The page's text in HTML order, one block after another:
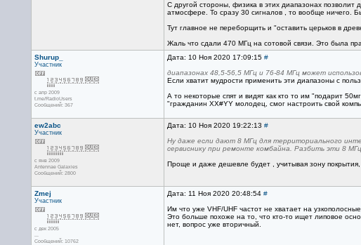
С другой стороны, физика в этих диапазонах
атмосфере. То сразу 30 сигналов , то вообще ничего.
Тут главное не переборщить и "оставить церьков в
Жаль что сдали 470 МГц на сотовой связи. Это была
Shurup_
Участник
с апр 2009
t.me/RadioUsers
Сообщений: 367
Дата: 10 Ноя 2020 17:09:15 #
диапазонах 48,5-56,5 МГц и 76-84 МГц может
Если хватит мудрости применить эти диапазоны с
А то некоторые спят и видят как кто то им "подарит
"гражданин XX#YY молодец, смог настроить свой
ew2abc
Участник
с янв 2009
Antennae Galaxies
Сообщений: 2800
Дата: 10 Ноя 2020 19:22:13 #
Ну даже если дают 8 МГц для территориального
сервиснику при ремонте комбайна. Разбить эти 8
Проще и даже дешевле будет , учитывая зону покрытия,
Zmej
Участник
с дек 2005
...
Сообщений: 10762
Дата: 11 Ноя 2020 20:48:54 #
Им что уже VHF/UHF частот не хватает на
Это больше похоже на то, что кто-то ищет липовое
нет, вопрос уже вторичный.